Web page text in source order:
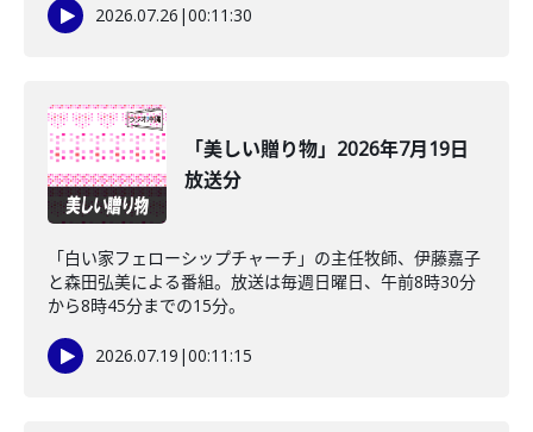
2026.07.26 |00:11:30
「美しい贈り物」2026年7月19日
放送分
「白い家フェローシップチャーチ」の主任牧師、伊藤嘉子
と森田弘美による番組。放送は毎週日曜日、午前8時30分
から8時45分までの15分。
2026.07.19 |00:11:15